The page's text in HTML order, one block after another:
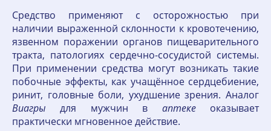
Средство применяют с осторожностью при
наличии выраженной склонности к кровотечению,
язвенном поражении органов пищеварительного
тракта, патологиях сердечно-сосудистой системы.
При применении средства могут возникать такие
побочные эффекты, как учащённое сердцебиение,
ринит, головные боли, ухудшение зрения. Аналог
Виагры для мужчин в аптекеоказывает
практически мгновенное действие.